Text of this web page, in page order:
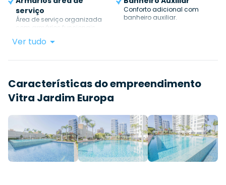
serviço
Área de serviço organizada
com armários funcionais.
Conforto adicional com
banheiro auxiliar.
Ver tudo
Características do empreendimento
Vitra Jardim Europa